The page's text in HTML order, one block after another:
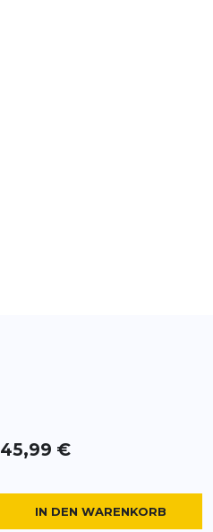
45,99 €
IN DEN WARENKORB